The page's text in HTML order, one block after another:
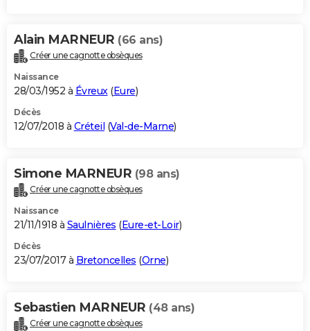
Alain MARNEUR (66 ans)
Créer une cagnotte obsèques
Naissance
28/03/1952 à Évreux(Eure)
Décès
12/07/2018 à Créteil (Val-de-Marne)
Simone MARNEUR (98 ans)
Créer une cagnotte obsèques
Naissance
21/11/1918 à Saulnières (Eure-et-Loir)
Décès
23/07/2017 à Bretoncelles (Orne)
Sebastien MARNEUR (48 ans)
Créer une cagnotte obsèques